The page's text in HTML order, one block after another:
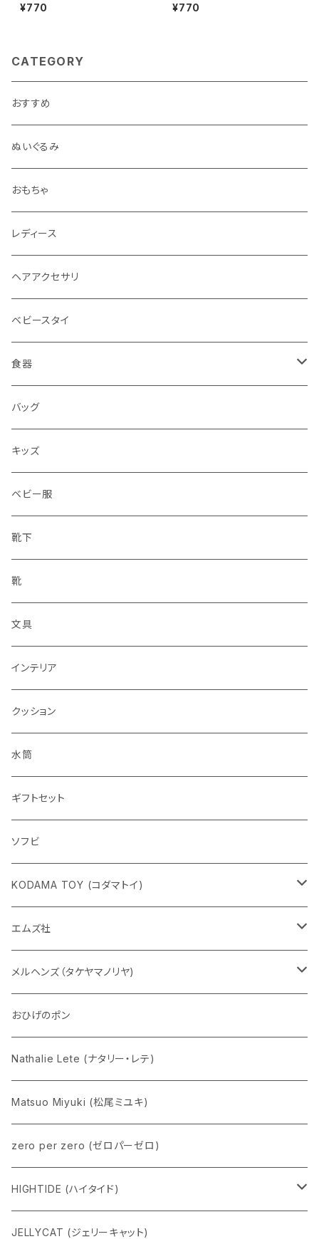
オル コアラ | Gauze hand to
wel Koala
¥770
オル ドッグ | Gauze hand to
wel Dog
¥770
CATEGORY
おすすめ
ぬいぐるみ
おもちゃ
レディース
ヘアアクセサリ
ベビースタイ
食器
水筒
水筒
バッグ
キッズ
ベビー服
靴下
靴
文具
インテリア
クッション
水筒
ギフトセット
ソフビ
KODAMA TOY (コダマトイ)
チャーミーちゃん
五型動物
Eddie パンダ
エムズ社
デコちゃん
クマちゃん
メルヘンズ（タケヤマノリヤ)
ケロペチーノ
おひげのポン
Nathalie Lete (ナタリー・レテ)
Matsuo Miyuki (松尾ミユキ)
zero per zero (ゼロパーゼロ)
HIGHTIDE (ハイタイド)
ニューレトロ
JELLYCAT (ジェリーキャット)